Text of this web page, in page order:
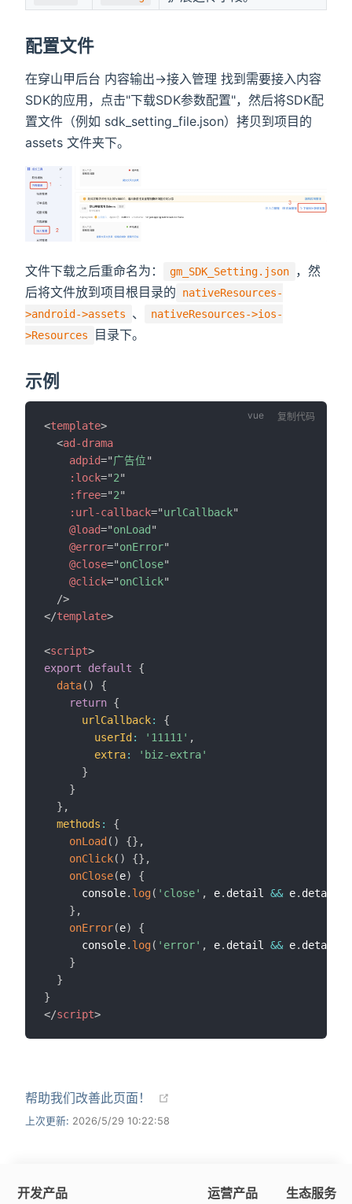
配置文件
在穿山甲后台 内容输出->接入管理 找到需要接入内容
SDK的应用，点击"下载SDK参数配置"，然后将SDK配
置文件（例如 sdk_setting_file.json）拷贝到项目的
assets 文件夹下。
文件下载之后重命名为： gm_SDK_Setting.json
，然
后将文件放到项目根目录的
nativeResources-
>android->assets
、
nativeResources->ios-
>Resources
目录下。
示例
<template>
<ad-drama
adpid="广告位"
:lock="2"
:free="2"
:url-callback="urlCallback"
@load="onLoad "
@error="onError"
@close="onClose"
@click="onClick"
/>
</template>
<script>
export
default
{
data( )
{
return {
urlCallback:
{
userId : '11111' ,
extra:
'biz-extra'
}
}
} ,
methods :
{
onLoad ( ) {} ,
onClick( ) {} ,
onClose(e)
{
      console
. log( 'close' , e. detail && e. detail
} ,
onError(e)
{
      console
. log( 'error' , e. detail && e. detail
}
}
}
</script>
复制代码
帮助我们改善此页面！
上次更新: 2026/5/29 10:22:58
开发产品 运营产品 生态服务